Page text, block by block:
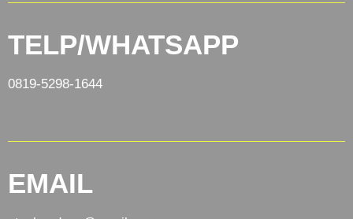
TELP/WHATSAPP
0819-5298-1644
EMAIL